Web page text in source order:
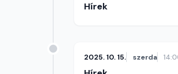
Hírek
2025. 10. 15. szerda